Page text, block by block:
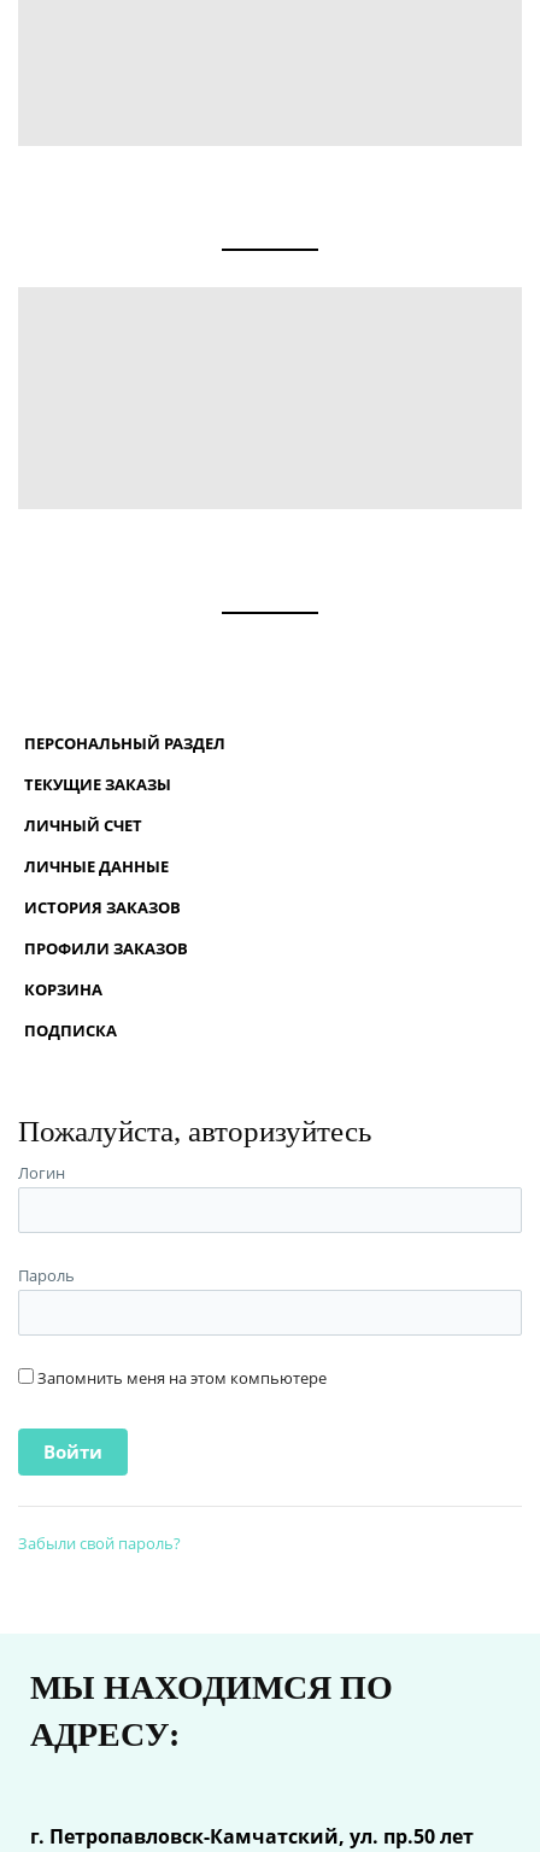
ПЕРСОНАЛЬНЫЙ РАЗДЕЛ
ТЕКУЩИЕ ЗАКАЗЫ
ЛИЧНЫЙ СЧЕТ
ЛИЧНЫЕ ДАННЫЕ
ИСТОРИЯ ЗАКАЗОВ
ПРОФИЛИ ЗАКАЗОВ
КОРЗИНА
ПОДПИСКА
Пожалуйста, авторизуйтесь
Логин
Пароль
Запомнить меня на этом компьютере
Забыли свой пароль?
МЫ НАХОДИМСЯ ПО
АДРЕСУ:
г. Петропавловск-Камчатский, ул. пр.50 лет